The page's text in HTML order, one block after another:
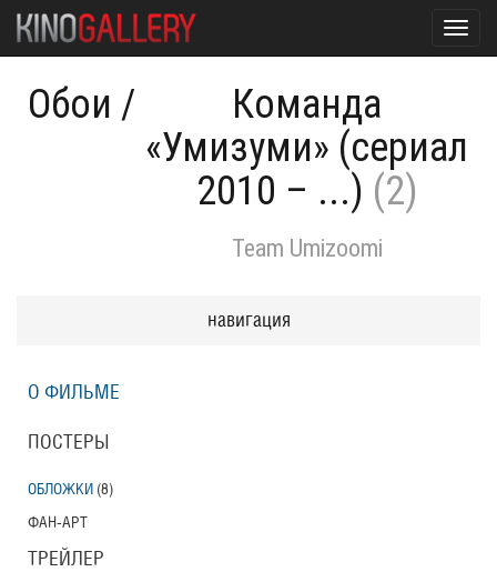
Обои /
Команда
«Умизуми» (сериал
2010 – ...) (2)
Team Umizoomi
навигация
О ФИЛЬМЕ
ПОСТЕРЫ
ОБЛОЖКИ (8)
ФАН-АРТ
ТРЕЙЛЕР